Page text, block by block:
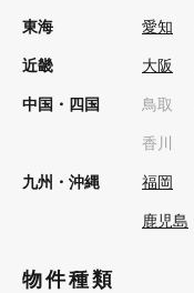
東海 愛知
近畿 大阪
中国・四国 鳥取
香川
九州・沖縄 福岡
鹿児島
物件種類